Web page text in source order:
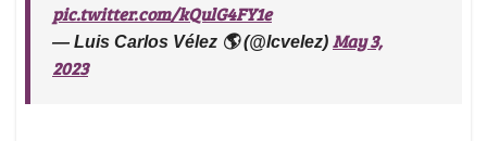
pic.twitter.com/kQulG4FY1e
— Luis Carlos Vélez 🌎 (@lcvelez) May 3,
2023